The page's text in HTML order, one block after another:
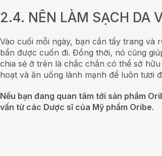
2.4. NÊN LÀM SẠCH DA
Vào cuối mỗi ngày, bạn cần tẩy trang và
bẩn được cuốn đi. Đồng thời, nó cũng
chia sẻ ở trên là chắc chắn có thể sở
hoạt và ăn uống lành mạnh để luôn tươi
Nếu bạn đang quan tâm tới sản phẩm
vấn từ các Dược sĩ của Mỹ phẩm Oribe.